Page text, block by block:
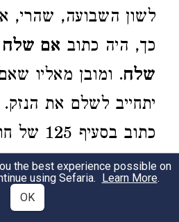
לשון השבועה, שהרי,
כך, היה כתוב אם שלח
שלח. ומובן מאליו
יתחייב לשלם את הנזק.
כתוב
שאם אירעה הגנבה
הנפקד, הוא חייב לשלם
the best experience possible on
using Sefaria. Learn More.
OK